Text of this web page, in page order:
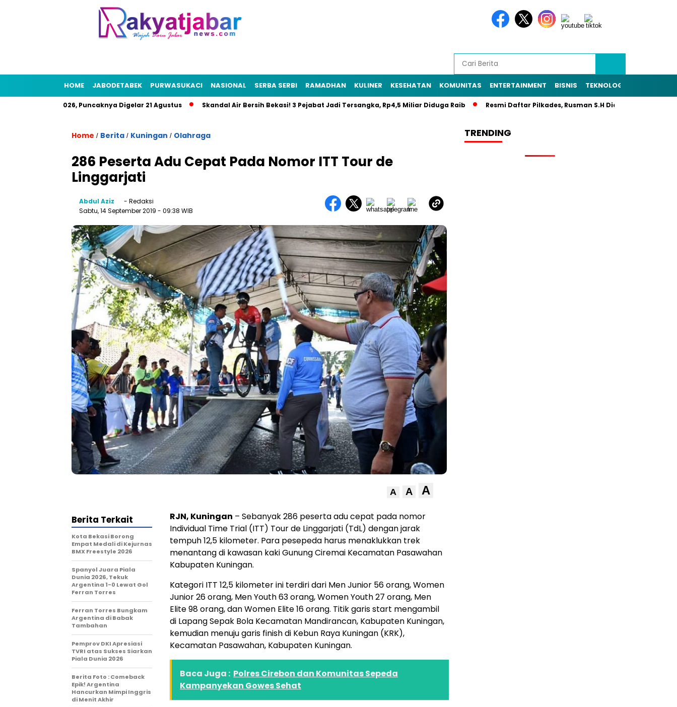
HOME JABODETABEK PURWASUKACI NASIONAL SERBA SERBI RAMADHAN KULINER KESEHATAN KOMUNITAS ENTERTAINMENT BISNIS TEKNOLOGI
HUT RI 2026, Puncaknya Digelar 21 Agustus Skandal Air Bersih Bekasi! 3 Pejabat Jadi Tersangka, Rp4,5 Miliar Diduga Raib Resmi Daftar Pilkades, Rusman S.H Diantar Sekitar 1.000
Home / Berita / Kuningan / Olahraga
286 Peserta Adu Cepat Pada Nomor ITT Tour de
Linggarjati
Abdul Aziz
- Redaksi
Sabtu, 14 September 2019 - 09:38 WIB
A A A
RJN, Kuningan – Sebanyak 286 peserta adu cepat pada nomor
Individual Time Trial (ITT) Tour de Linggarjati (TdL) dengan jarak
tempuh 12,5 kilometer. Para pesepeda harus menaklukkan trek
menantang di kawasan kaki Gunung Ciremai Kecamatan Pasawahan
Kabupaten Kuningan.
Kategori ITT 12,5 kilometer ini terdiri dari Men Junior 56 orang, Women
Junior 26 orang, Men Youth 63 orang, Women Youth 27 orang, Men
Elite 98 orang, dan Women Elite 16 orang. Titik garis start mengambil
di Lapang Sepak Bola Kecamatan Mandirancan, Kabupaten Kuningan,
kemudian menuju garis finish di Kebun Raya Kuningan (KRK),
Kecamatan Pasawahan, Kabupaten Kuningan.
Baca Juga : Polres Cirebon dan Komunitas Sepeda
Kampanyekan Gowes Sehat
Berita Terkait
Kota Bekasi Borong
Empat Medali di Kejurnas
BMX Freestyle 2026
Spanyol Juara Piala
Dunia 2026, Tekuk
Argentina 1-0 Lewat Gol
Ferran Torres
Ferran Torres Bungkam
Argentina di Babak
Tambahan
Pemprov DKI Apresiasi
TVRI atas Sukses Siarkan
Piala Dunia 2026
Berita Foto : Comeback
Epik! Argentina
Hancurkan Mimpi Inggris
di Menit Akhir
TRENDING